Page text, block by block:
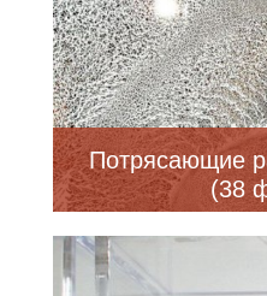
Потрясающие
(38